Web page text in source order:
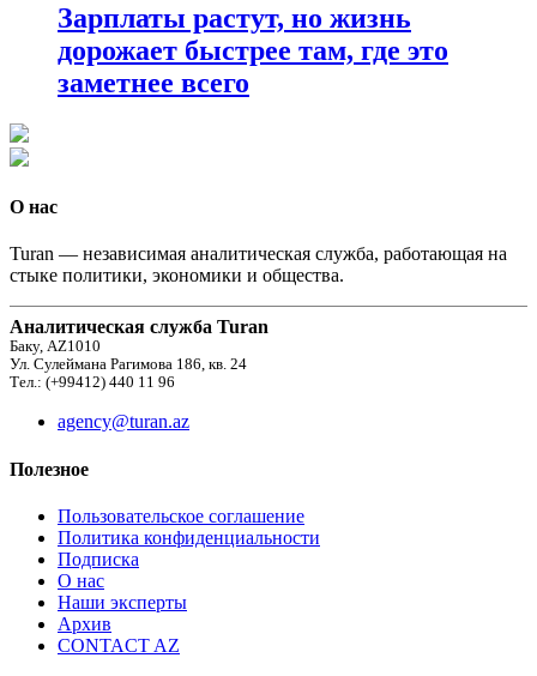
Зарплаты растут, но жизнь
дорожает быстрее там, где это
заметнее всего
О нас
Turan — независимая аналитическая служба, работающая на
стыке политики, экономики и общества.
Аналитическая служба Turan
Баку, AZ1010
Ул. Сулеймана Рагимова 186, кв. 24
Тел.: (+99412) 440 11 96
agency@turan.az
Полезное
Пользовательское соглашение
Политика конфиденциальности
Подписка
О нас
Наши эксперты
Архив
CONTACT AZ